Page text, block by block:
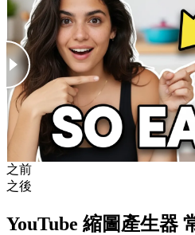
之前
之後
YouTube 縮圖產生器